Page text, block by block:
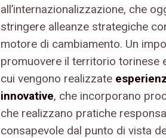
all’internazionalizzazione, che
stringere alleanze strategiche
motore di cambiamento. Un
promuovere il territorio torinese
cui vengono realizzate
innovative, che incorporano
che realizzano pratiche
consapevole dal punto di vista